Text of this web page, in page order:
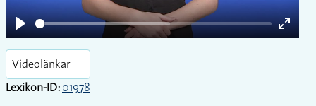
Play
Enter
Videolänkar
Lexikon-ID:01978